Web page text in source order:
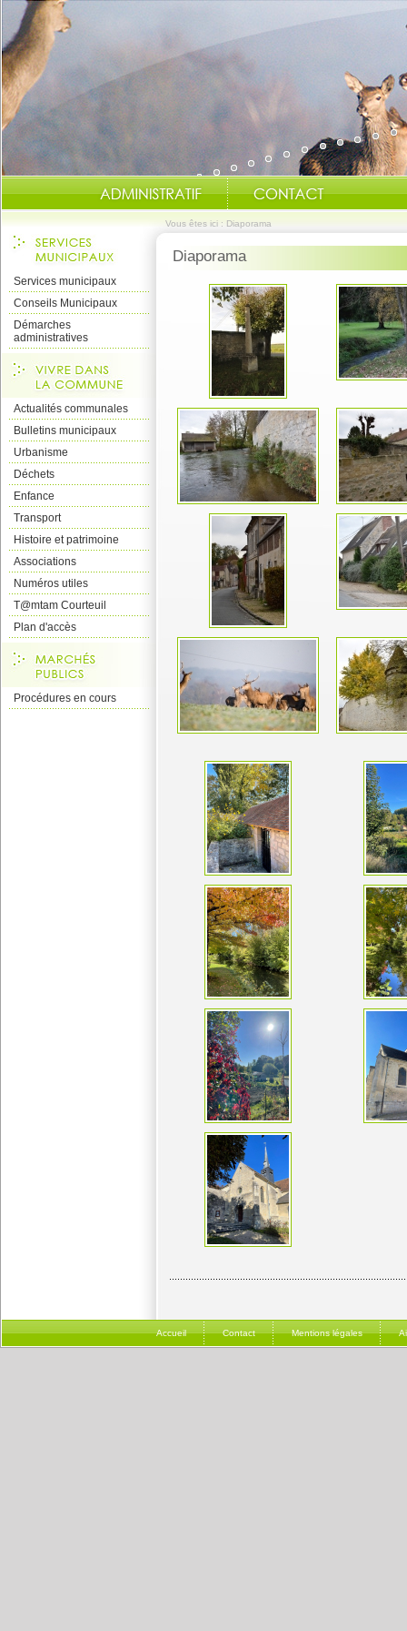
Vous êtes ici : Diaporama
Services municipaux
Conseils Municipaux
Démarches
administratives
Actualités communales
Bulletins municipaux
Urbanisme
Déchets
Enfance
Transport
Histoire et patrimoine
Associations
Numéros utiles
T@mtam Courteuil
Plan d'accès
Procédures en cours
Diaporama
Accueil Contact Mentions légales